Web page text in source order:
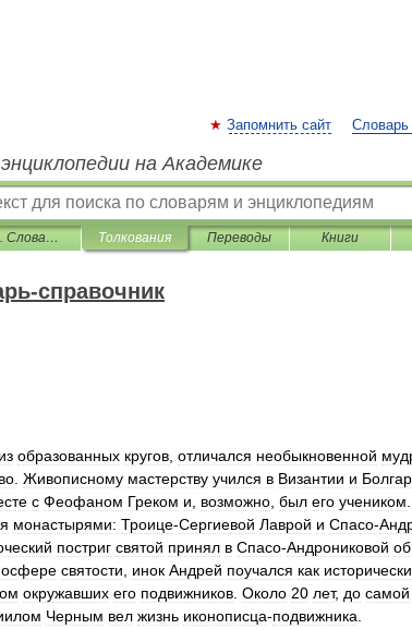
Запомнить сайт Словарь
на Академике
Православие. Словарь-справочник Толкования Переводы Книги
справочник
из образованных кругов отличался необыкновенной
Живописному мастерству учился в Византии и
с Феофаном Греком и возможно был его учеником
монастырями: Троице-Сергиевой Лаврой и Спасо-
постриг святой принял в Спасо-Андрониковой
святости инок Андрей поучался как
окружавших его подвижников Около 20 лет, до самой
Черным вел жизнь иконописца-подвижника